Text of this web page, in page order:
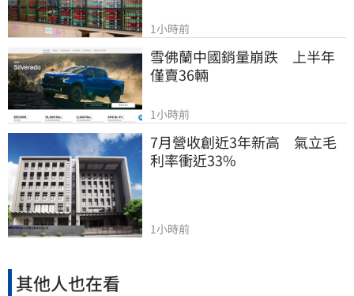
1小時前
雪佛蘭中國銷量崩跌　上半年
僅賣36輛
1小時前
7月營收創近3年新高　氣立毛
利率衝近33%
1小時前
其他人也在看